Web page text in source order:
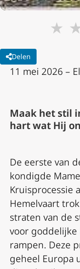
★
Delen
11 mei 2026 –
Maak het stil
hart wat Hij
De eerste van
kondigde
Kruisprocessie
Hemelvaart
straten van de
voor
rampen. Deze
geheel Europa